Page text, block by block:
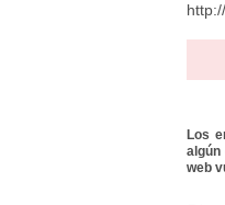
Los
algún
web